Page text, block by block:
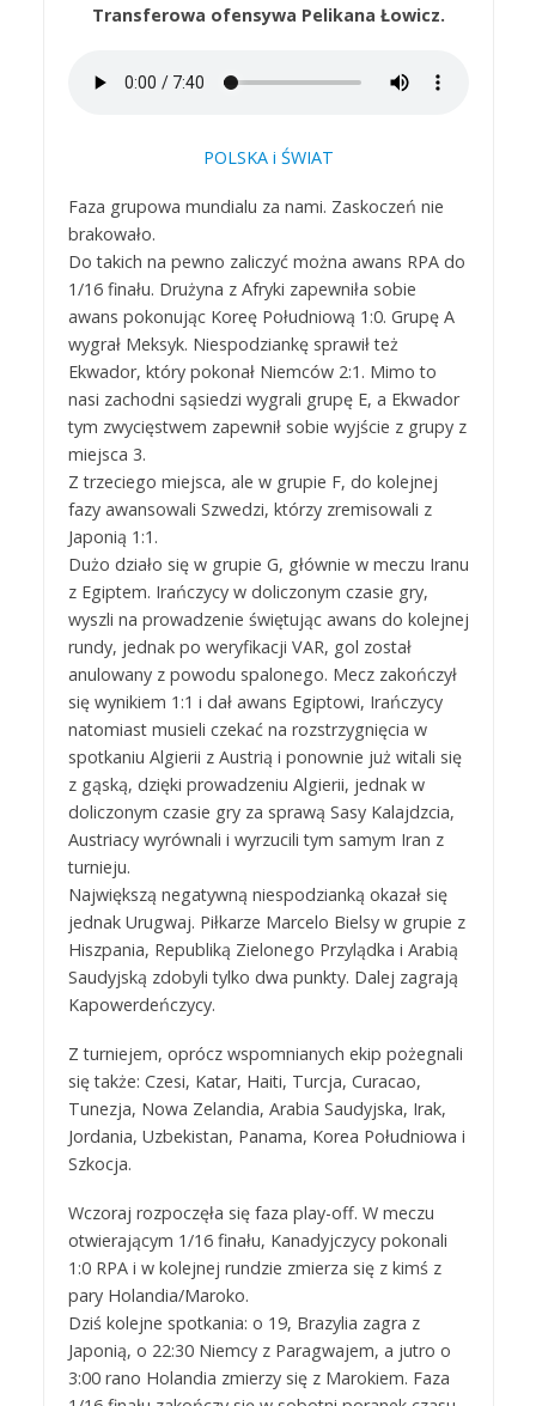
Transferowa ofensywa Pelikana Łowicz.
POLSKA i ŚWIAT
Faza grupowa mundialu za nami. Zaskoczeń nie
brakowało.
Do takich na pewno zaliczyć można awans RPA do
1/16 finału. Drużyna z Afryki zapewniła sobie
awans pokonując Koreę Południową 1:0. Grupę A
wygrał Meksyk. Niespodziankę sprawił też
Ekwador, który pokonał Niemców 2:1. Mimo to
nasi zachodni sąsiedzi wygrali grupę E, a Ekwador
tym zwycięstwem zapewnił sobie wyjście z grupy z
miejsca 3.
Z trzeciego miejsca, ale w grupie F, do kolejnej
fazy awansowali Szwedzi, którzy zremisowali z
Japonią 1:1.
Dużo działo się w grupie G, głównie w meczu Iranu
z Egiptem. Irańczycy w doliczonym czasie gry,
wyszli na prowadzenie świętując awans do kolejnej
rundy, jednak po weryfikacji VAR, gol został
anulowany z powodu spalonego. Mecz zakończył
się wynikiem 1:1 i dał awans Egiptowi, Irańczycy
natomiast musieli czekać na rozstrzygnięcia w
spotkaniu Algierii z Austrią i ponownie już witali się
z gąską, dzięki prowadzeniu Algierii, jednak w
doliczonym czasie gry za sprawą Sasy Kalajdzcia,
Austriacy wyrównali i wyrzucili tym samym Iran z
turnieju.
Największą negatywną niespodzianką okazał się
jednak Urugwaj. Piłkarze Marcelo Bielsy w grupie z
Hiszpania, Republiką Zielonego Przylądka i Arabią
Saudyjską zdobyli tylko dwa punkty. Dalej zagrają
Kapowerdeńczycy.
Z turniejem, oprócz wspomnianych ekip pożegnali
się także: Czesi, Katar, Haiti, Turcja, Curacao,
Tunezja, Nowa Zelandia, Arabia Saudyjska, Irak,
Jordania, Uzbekistan, Panama, Korea Południowa i
Szkocja.
Wczoraj rozpoczęła się faza play-off. W meczu
otwierającym 1/16 finału, Kanadyjczycy pokonali
1:0 RPA i w kolejnej rundzie zmierza się z kimś z
pary Holandia/Maroko.
Dziś kolejne spotkania: o 19, Brazylia zagra z
Japonią, o 22:30 Niemcy z Paragwajem, a jutro o
3:00 rano Holandia zmierzy się z Marokiem. Faza